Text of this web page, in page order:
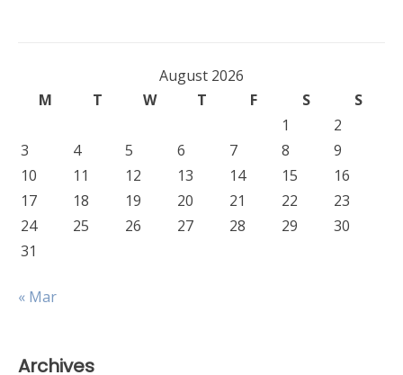
August 2026
M
T W T F S
S
1
2
3
4 5 6 7 8
9
10
11 12 13 14 15
16
17
18 19 20 21 22
23
24
25 26 27 28 29
30
31
« Mar
Archives